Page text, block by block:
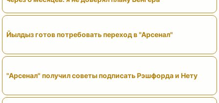
Йылдыз готов потребовать переход в "Арсенал"
"Арсенал" получил советы подписать Рэшфорда и Нету